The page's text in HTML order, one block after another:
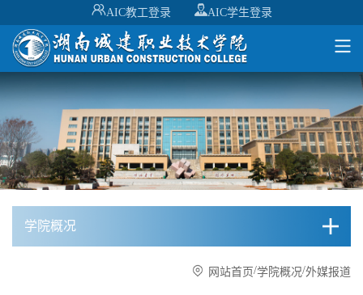
AIC教工登录 AIC学生登录
学院概况
网站首页/学院概况/外媒报道